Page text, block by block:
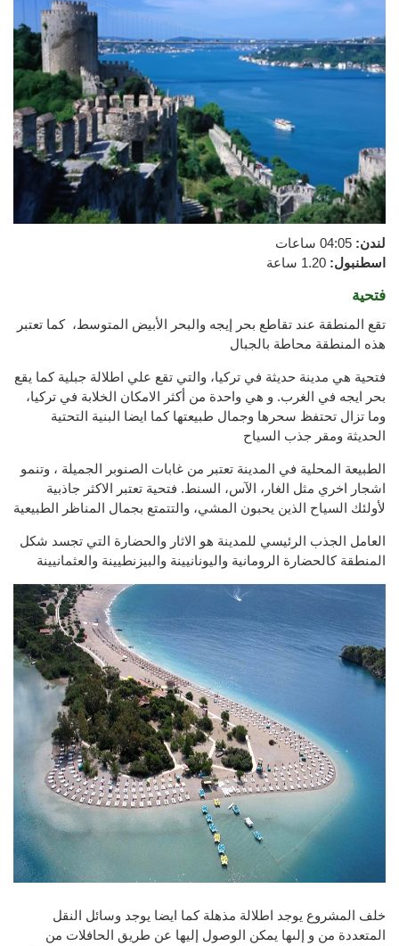
لندن:
اسطنبول:
فتحية
تقع المنطقة عند تقاطع بحر إيجه والبحر الأبيض المتوسط، كما تعتبر
هذه المنطقة محاطة بالجبال
فتحية هي مدينة حديثة في تركيا، والتي تقع علي اطلالة جبلية كما يقع
بحر ايجه في الغرب. و هي واحدة من أكثر الامكان الخلابة في تركيا،
وما تزال تحتفظ سحرها وجمال طبيعتها كما ايضا البنية التحتية
الحديثة ومقر جذب السياح
الطبيعة المحلية في المدينة تعتبر من غابات الصنوبر الجميلة ، وتنمو
اشجار اخري مثل الغار، الآس، السنط. فتحية تعتبر الاكثر جاذبية
لأولئك السياح الذين يحبون المشي، والتتمتع بجمال المناظر الطبيعية
المنطقة كالحضارة الرومانية واليونانيينة والبيزنطيينة والعثمانيينة
خلف المشروع يوجد اطلالة مذهلة كما ايضا يوجد وسائل النقل
المتعددة من و إلىها يمكن الوصول إليها عن طريق الحافلات من